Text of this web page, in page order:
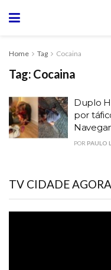
Home Tag Cocaina
Tag: Cocaina
Duplo
por
POR PAULO
TV CIDADE